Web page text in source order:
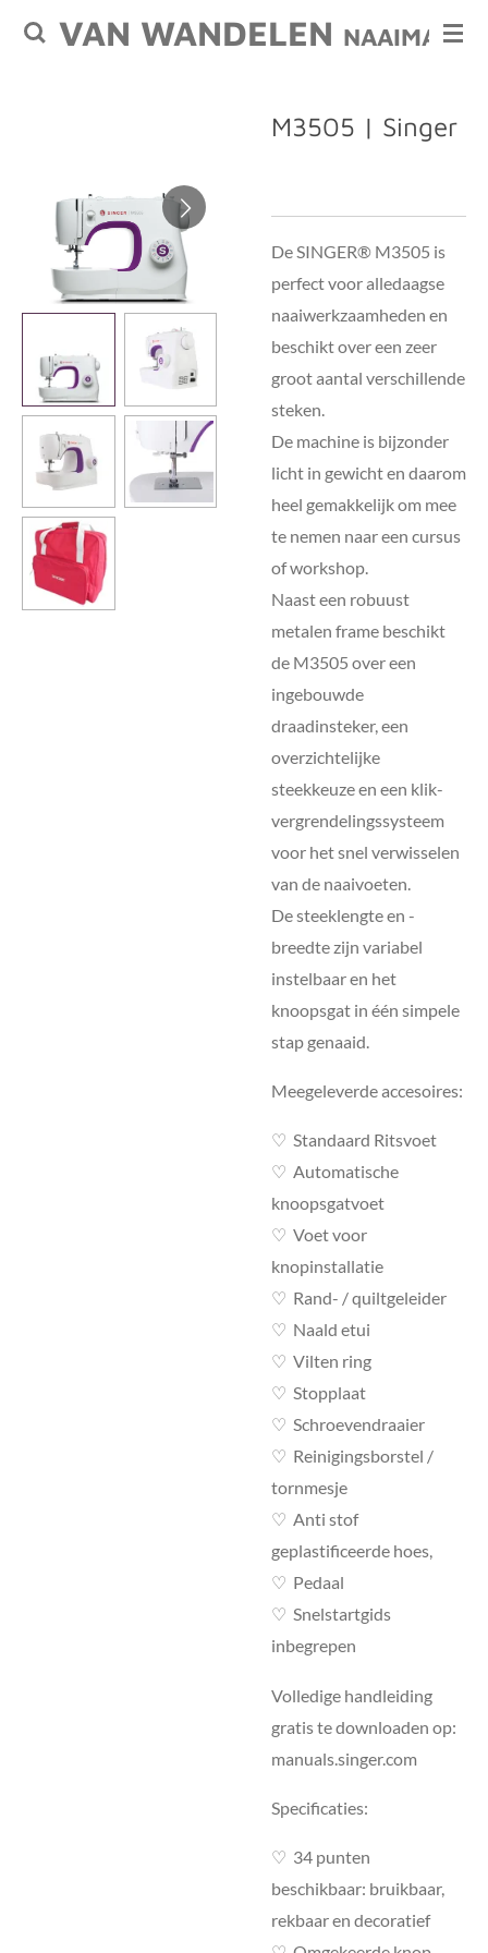
Ga
VAN WANDELEN
M3505 | Singer
De SINGER® M3505 is
perfect voor alledaagse
naaiwerkzaamheden en
beschikt over een zeer
groot aantal verschillende
steken.
De machine is bijzonder
licht in gewicht en daarom
heel gemakkelijk om mee
te nemen naar een cursus
of workshop.
Naast een robuust
metalen frame beschikt
de M3505 over een
ingebouwde
draadinsteker, een
overzichtelijke
steekkeuze en een klik-
vergrendelingssysteem
voor het snel verwisselen
van de naaivoeten.
De steeklengte en -
breedte zijn variabel
instelbaar en het
knoopsgat in één simpele
stap genaaid.
Meegeleverde accesoires:
♡ Standaard Ritsvoet
♡ Automatische
knoopsgatvoet
♡ Voet voor
knopinstallatie
♡ Rand- / quiltgeleider
♡ Naald etui
♡ Vilten ring
♡ Stopplaat
♡ Schroevendraaier
♡ Reinigingsborstel /
tornmesje
♡ Anti stof
geplastificeerde hoes,
♡ Pedaal
♡ Snelstartgids
inbegrepen
Volledige handleiding
gratis te downloaden op:
manuals.singer.com
Specificaties:
♡ 34 punten
beschikbaar: bruikbaar,
rekbaar en decoratief